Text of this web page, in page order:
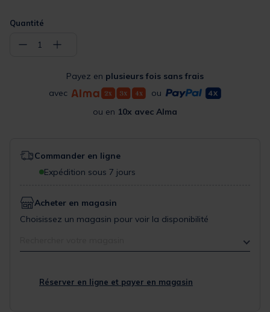
Quantité
− 1 +
Payez en plusieurs fois sans frais
avec
ou
ou en 10x avec Alma
Commander en ligne
Expédition sous 7 jours
Acheter en magasin
Choisissez un magasin pour voir la disponibilité
Réserver en ligne et payer en magasin